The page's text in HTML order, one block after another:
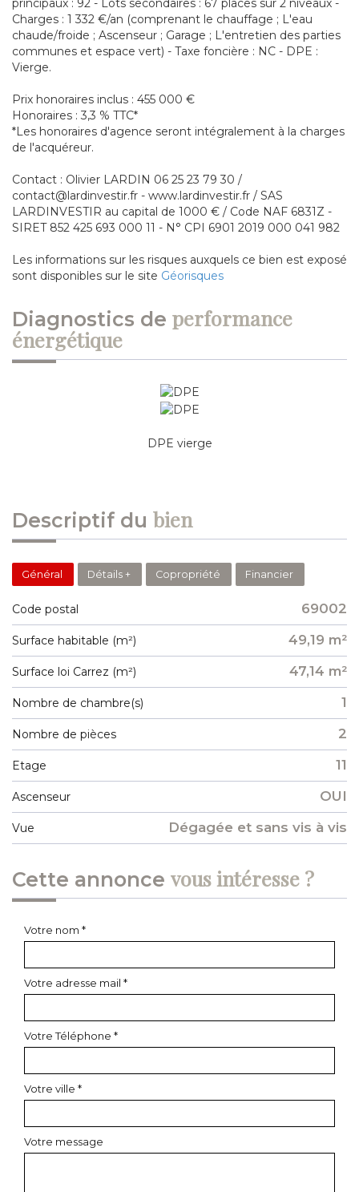
principaux : 92 - Lots secondaires : 67 places sur 2 niveaux -
Charges : 1 332 €/an (comprenant le chauffage ; L'eau
chaude/froide ; Ascenseur ; Garage ; L'entretien des parties
communes et espace vert) - Taxe foncière : NC - DPE :
Vierge.
Prix honoraires inclus : 455 000 €
Honoraires : 3,3 % TTC*
*Les honoraires d'agence seront intégralement à la charges
de l'acquéreur.
Contact : Olivier LARDIN 06 25 23 79 30 /
contact@lardinvestir.fr - www.lardinvestir.fr / SAS
LARDINVESTIR au capital de 1000 € / Code NAF 6831Z -
SIRET 852 425 693 000 11 - N° CPI 6901 2019 000 041 982
Les informations sur les risques auxquels ce bien est exposé
sont disponibles sur le site Géorisques
diagnostics de performance
énergétique
DPE vierge
descriptif du bien
Général Détails + Copropriété Financier
Code postal 69002
Surface habitable (m²) 49,19 m²
Surface loi Carrez (m²) 47,14 m²
Nombre de chambre(s) 1
Nombre de pièces 2
Etage 11
Ascenseur OUI
Vue Dégagée et sans vis à vis
cette annonce vous intéresse ?
Votre nom *
Votre adresse mail *
Votre Téléphone *
Votre ville *
Votre message